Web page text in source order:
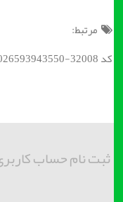
مرتبط:
کد BSC : 46341183306092026593943550-32008;
ثبت نام حساب کاربری